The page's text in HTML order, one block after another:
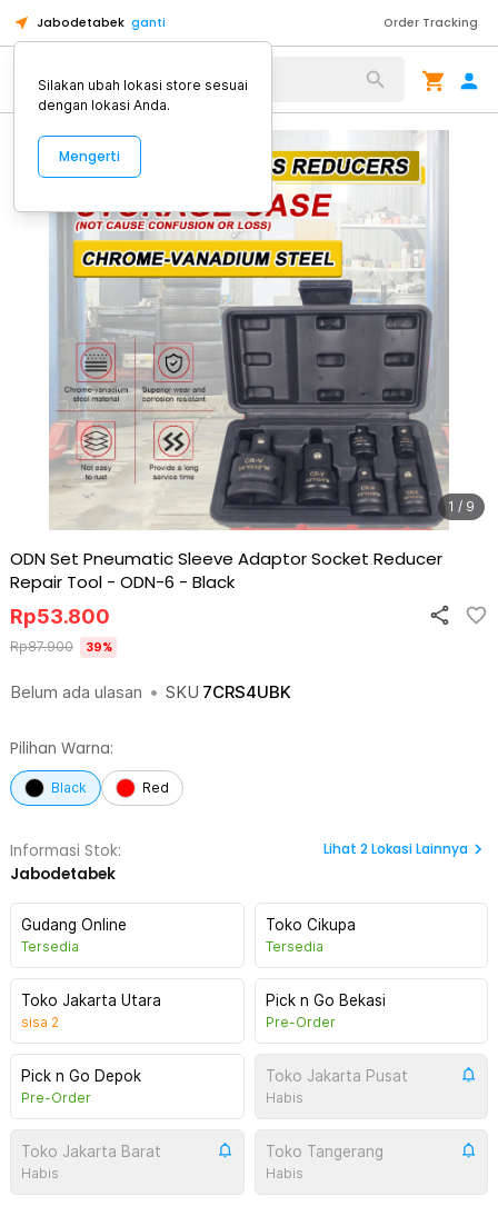
Jabodetabek ganti Order Tracking
Alat Kopi
1 / 9
ODN Set Pneumatic Sleeve Adaptor Socket Reducer
Repair Tool - ODN-6 - Black
Belum ada ulasan • SKU 7CRS4UBK
Rp53.800
Rp87.900 39%
Pilihan Warna:
Black Red
Informasi Stok:
Jabodetabek
Lihat 2Lokasi Lainnya
Gudang Online
Tersedia
Toko Cikupa
Tersedia
Toko Jakarta Utara
sisa 2
Pick n Go Bekasi
Pre-Order
Pick n Go Depok
Pre-Order
Toko Jakarta Pusat
Habis
Toko Jakarta Barat
Habis
Toko Tangerang
Habis
Silakan ubah lokasi store sesuai
dengan lokasi Anda.
Mengerti